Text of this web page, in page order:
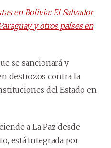
en Bolivia: El Salvador
y otros países en
se sancionará y
destrozos contra la
del Estado en
a La Paz desde
está integrada por